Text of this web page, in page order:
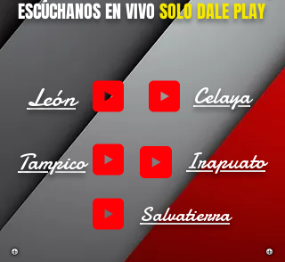
ESCÚCHANOS EN VIVOSOLO DALEPLAY
León Celaya
Tampico Irapuato
Salvatierra